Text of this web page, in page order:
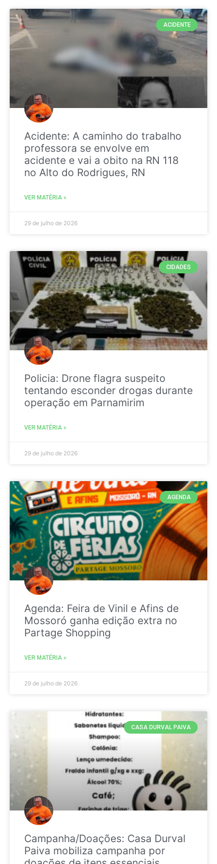
ACIDENTE
Acidente: A caminho do trabalho
professora se envolve em
acidente e vai a obito na RN 118
no Alto do Rodrigues, RN
VER MATÉRIA »
29 de julho de 2026
CIDADES
Policia: Drone flagra suspeito
tentando esconder drogas durante
operação em Parnamirim
VER MATÉRIA »
29 de julho de 2026
AGENDA
Agenda: Feira de Vinil e Afins de
Mossoró ganha edição extra no
Partage Shopping
VER MATÉRIA »
29 de julho de 2026
CASA DURVAL PAIVA
Campanha/Doações: Casa Durval
Paiva mobiliza campanha por